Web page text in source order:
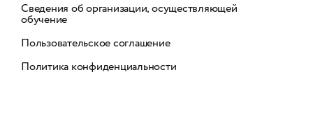
Сведения об организации, осуществляющей
обучение
Пользовательское соглашение
Политика конфиденциальности